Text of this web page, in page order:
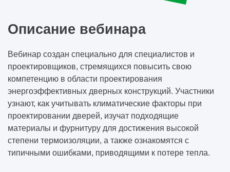
Описание вебинара
Вебинар создан специально для специалистов и
проектировщиков, стремящихся повысить свою
компетенцию в области проектирования
энергоэффективных дверных конструкций. Участники
узнают, как учитывать климатические факторы при
проектировании дверей, изучат подходящие
материалы и фурнитуру для достижения высокой
степени термоизоляции, а также ознакомятся с
типичными ошибками, приводящими к потере тепла.